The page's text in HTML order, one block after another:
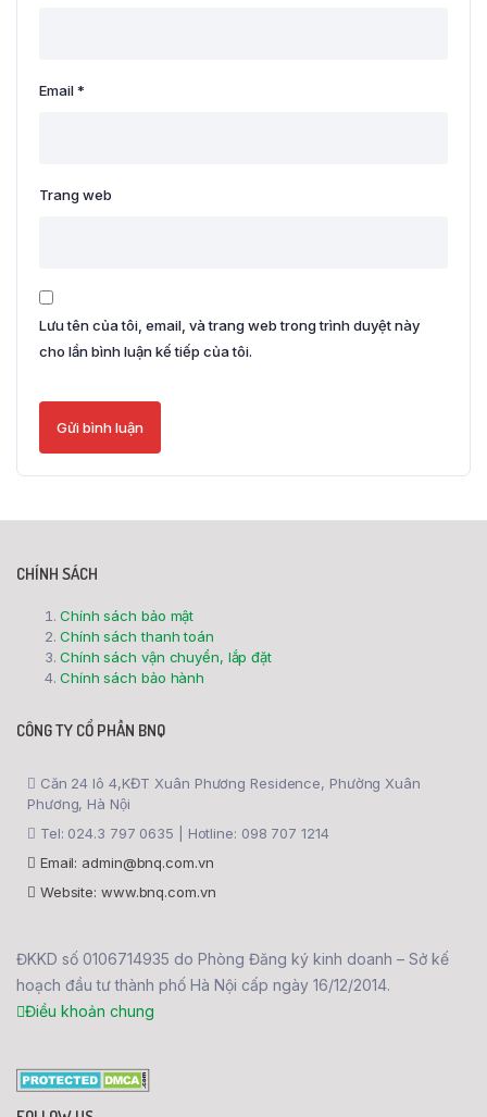
Email*
Trang web
Lưu tên của tôi, email, và trang web trong trình duyệt này
cho lần bình luận kế tiếp của tôi.
CHÍNH SÁCH
Chính sách bảo mật
Chính sách thanh toán
Chính sách vận chuyển, lắp đặt
Chính sách bảo hành
CÔNG TY CỔ PHẦN BNQ
Căn 24 lô 4,KĐT Xuân Phương Residence, Phường Xuân
Phương, Hà Nội
Tel: 024.3 797 0635 | Hotline: 098 707 1214
Email: admin@bnq.com.vn
Website: www.bnq.com.vn
ĐKKD số 0106714935 do Phòng Đăng ký kinh doanh – Sở kế
hoạch đầu tư thành phố Hà Nội cấp ngày 16/12/2014.
Điều khoản chung